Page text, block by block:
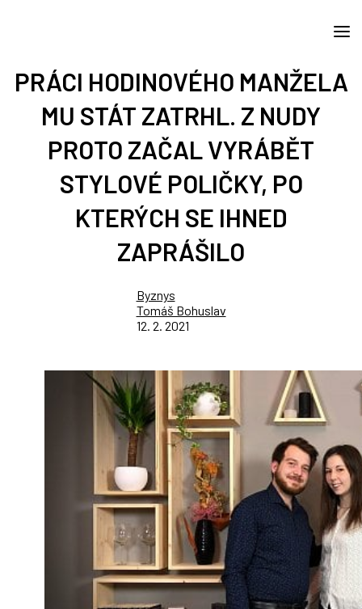
PRÁCI HODINOVÉHO MANŽELA
MU STÁT ZATRHL. Z NUDY
PROTO ZAČAL VYRÁBĚT
STYLOVÉ POLIČKY, PO
KTERÝCH SE IHNED
ZAPRÁŠILO
Byznys
Tomáš Bohuslav
12. 2. 2021